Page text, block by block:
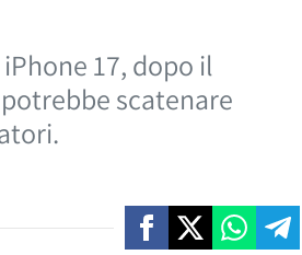
17, dopo il
scatenare